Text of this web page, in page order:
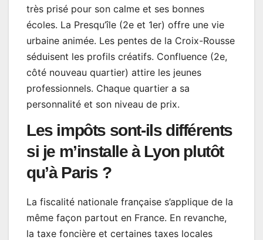
très prisé pour son calme et ses bonnes
écoles. La Presqu’île (2e et 1er) offre une vie
urbaine animée. Les pentes de la Croix-Rousse
séduisent les profils créatifs. Confluence (2e,
côté nouveau quartier) attire les jeunes
professionnels. Chaque quartier a sa
personnalité et son niveau de prix.
Les impôts sont-ils différents
si je m’installe à Lyon plutôt
qu’à Paris ?
La fiscalité nationale française s’applique de la
même façon partout en France. En revanche,
la taxe foncière et certaines taxes locales